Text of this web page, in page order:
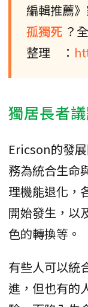
編輯推薦
孤獨死 ？
整理 ：
獨居長者
Ericson的發
務為統合生命
理機能退化，
開始發生，以
色的轉換等。
有些人可以統
進，但也有的